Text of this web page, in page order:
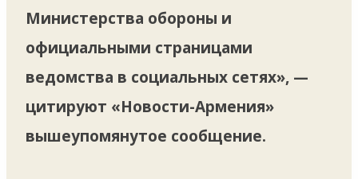
Министерства обороны и
официальными страницами
ведомства в социальных сетях», —
цитируют «Новости-Армения»
вышеупомянутое сообщение.